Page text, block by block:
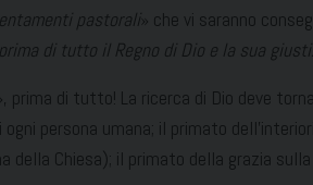
pastorali» che vi saranno
di tutto il Regno di Dio e la sua
prima di tutto! La ricerca di Dio deve
ogni persona umana; il primato
della Chiesa); il primato della grazia